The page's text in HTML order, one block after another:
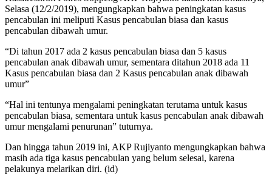
Selasa (12/2/2019), mengungkapkan bahwa peningkatan kasus
pencabulan ini meliputi Kasus pencabulan biasa dan kasus
pencabulan dibawah umur.
“Di tahun 2017 ada 2 kasus pencabulan biasa dan 5 kasus
pencabulan anak dibawah umur, sementara ditahun 2018 ada 11
Kasus pencabulan biasa dan 2 Kasus pencabulan anak dibawah
umur”
“Hal ini tentunya mengalami peningkatan terutama untuk kasus
pencabulan biasa, sementara untuk kasus pencabulan anak dibawah
umur mengalami penurunan” tuturnya.
Dan hingga tahun 2019 ini, AKP Rujiyanto mengungkapkan bahwa
masih ada tiga kasus pencabulan yang belum selesai, karena
pelakunya melarikan diri. (id)